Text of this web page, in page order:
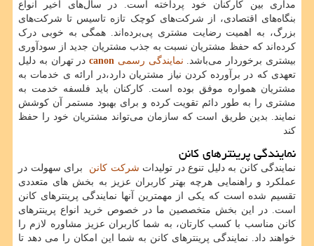
مداری بین کارکنان خود پرداخته است. در سال‌های اخیر انواع
بنگاه‌های اقتصادی، از شرکت‌های کوچک تازه‌ تاسیس تا شرکت‌های
بزرگ، به اهمیت رضایت مشتری پی‌برده‌اند. همگی به خوبی درک
کرده‌اند که حفظ مشتریان نسبت به جذب مشتریان جدید از سودآوری
بیشتری برخوردار می‌باشد. نمایندگی رسمی canonدر تهران به دلیل
تعهدی که در برآورده کردن نیاز مشتریان دارد،در ارائه ی خدمات به
مشتریان همواره موفق بوده است. کارکنان باید فلسفه خدمت به
مشتری را به طور دائم تقویت کرده و برای بهبود مستمر آن کوشش
نمایند. بدین طریق است که سازمان می‌تواند مشتریان خود را حفظ
کند
نمایندگی پرینترهای کانن
نمایندگی کانن به دلیل تنوع در تولیدات شرکت کانن
برای سهولت در
عملکرد و راهنمایی هرچه بهتر کاربران عزیز به بخش های متعددی
تقسیم شده است که یکی از مهمترین آنها نمایندگی پرینترهای کانن
است. در این بخش متخصصین ما در خصوص خرید انواع پرینترهای
کانن مناسب با کسب کارتان، به شما کاربران عزیز مشاوره لازم را
خواهند داد. نمایندگی پرینترهای کانن به شما این امکان را می دهد تا